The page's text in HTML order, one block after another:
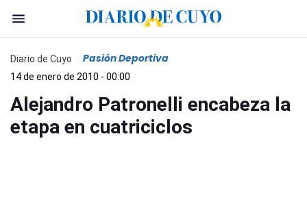
Diario de Cuyo Pasión Deportiva
14 de enero de 2010 - 00:00
Alejandro Patronelli encabeza la
etapa en cuatriciclos